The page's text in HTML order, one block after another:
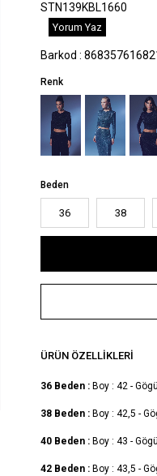
STN139KBL1660
Yorum Yaz
Barkod :
Renk
Beden
36 38
ÜRÜN ÖZELLIKLERI
36 Beden : Boy : 42 -
38 Beden : Boy : 42,5 -
40 Beden : Boy : 43 -
42 Beden : Boy : 43,5 -